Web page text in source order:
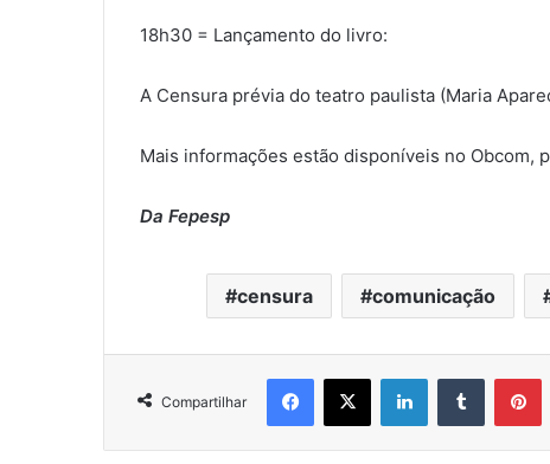
18h30 = Lançamento do livro:
A Censura prévia do teatro paulista (Maria
Mais informações estão disponíveis no Obcom,
Da Fepesp
censura comunicação
Compartilhar